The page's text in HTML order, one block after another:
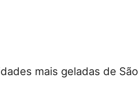
mais geladas de São